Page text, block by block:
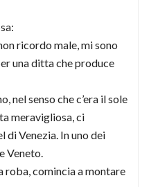
ricordo male, mi sono
una ditta che produce
nel senso che c’era il sole
meravigliosa, ci
di Venezia. In uno dei
Veneto.
roba, comincia a montare